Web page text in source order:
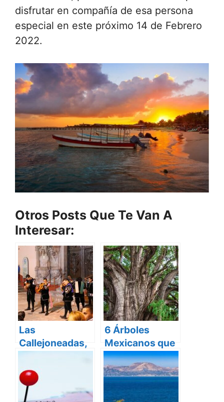
disfrutar en compañía de esa persona
especial en este próximo 14 de Febrero
2022.
Otros Posts Que Te Van A
Interesar:
Las
Callejoneadas,
tradición y
diversión en
Guanajuato
6 Árboles
Mexicanos que
son parte de
nuestra
frondosa
Historia